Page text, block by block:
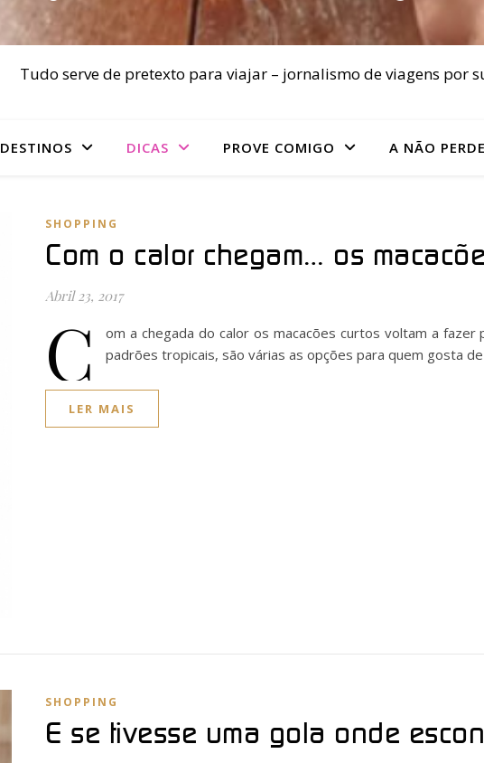
Tudo serve de pretexto para viajar – jornalismo de viagens por
DESTINOS DICAS PROVE COMIGO A NÃO
SHOPPING
Com o calor chegam… os
Abril 23, 2017
C
om a chegada do calor os macacões curtos voltam a
padrões tropicais, são várias as opções para quem gosta
LER MAIS
SHOPPING
E se tivesse uma gola onde